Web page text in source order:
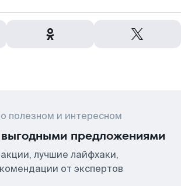
полезном и интересном
предложениями
лучшие лайфхаки,
от экспертов